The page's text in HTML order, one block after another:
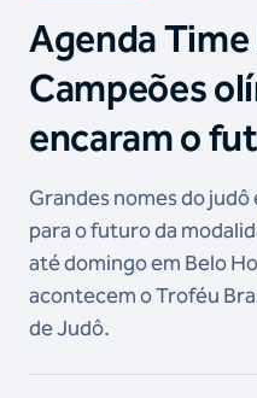
Agenda Time
Campeões
encaram o
Grandes nomes do
para o futuro da
até domingo em Belo
acontecem o Troféu
de Judô.